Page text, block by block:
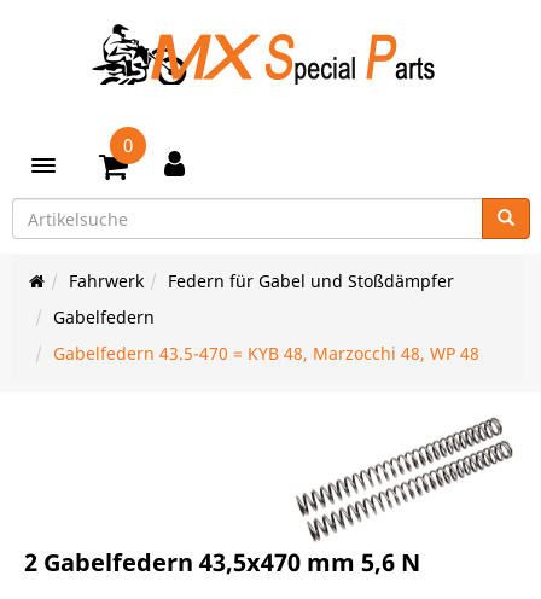
Toggle navigation
0
Fahrwerk
Federn für Gabel und Stoßdämpfer
Gabelfedern
Gabelfedern 43.5-470 = KYB 48, Marzocchi 48, WP 48
2 Gabelfedern 43,5x470 mm 5,6 N